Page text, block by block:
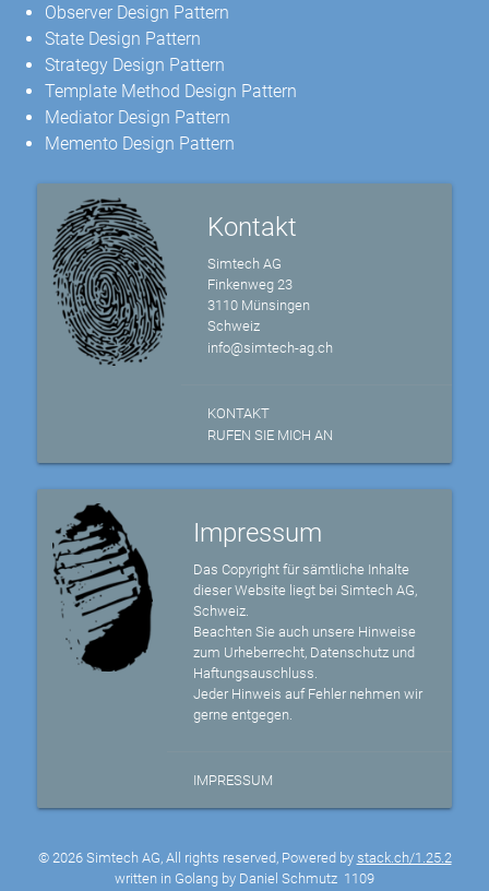
Observer Design Pattern
State Design Pattern
Strategy Design Pattern
Template Method Design Pattern
Mediator Design Pattern
Memento Design Pattern
Kontakt
Simtech AG
Finkenweg 23
3110 Münsingen
Schweiz
info@simtech-ag.ch
KONTAKT
RUFEN SIE MICH AN
Impressum
Das Copyright für sämtliche Inhalte
dieser Website liegt bei Simtech AG,
Schweiz.
Beachten Sie auch unsere Hinweise
zum Urheberrecht, Datenschutz und
Haftungsauschluss.
Jeder Hinweis auf Fehler nehmen wir
gerne entgegen.
IMPRESSUM
© 2026 Simtech AG, All rights reserved, Powered by stack.ch/1.25.2
written in Golang by Daniel Schmutz 1109